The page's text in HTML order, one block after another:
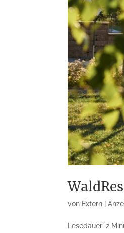
von Extern |
Lesedauer: 2